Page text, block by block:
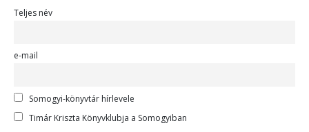
Teljes név
e-mail
Somogyi-könyvtár hírlevele
Timár Kriszta Könyvklubja a Somogyiban